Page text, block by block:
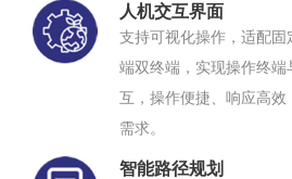
人机交互界面
支持可视化操作，适配固
端双终端，实现操作终端
互，操作便捷、响应高效
需求。
智能路径规划